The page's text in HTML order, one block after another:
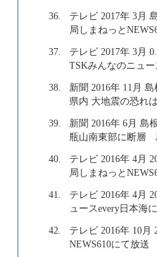
36.
テレビ 2017年 3月
局しまねっと
37.
テレビ 2017年 3月
TSKみんなのニュ
38.
新聞 2016年 11月
県内 大地震の恐れ
39.
新聞 2016年 6月 島
瓶山南東部に断層
40.
テレビ 2016年 4月
局しまねっと
41.
テレビ 2016年 4月
ュースevery日本海
42.
テレビ 2016年 10
NEWS610にて放送